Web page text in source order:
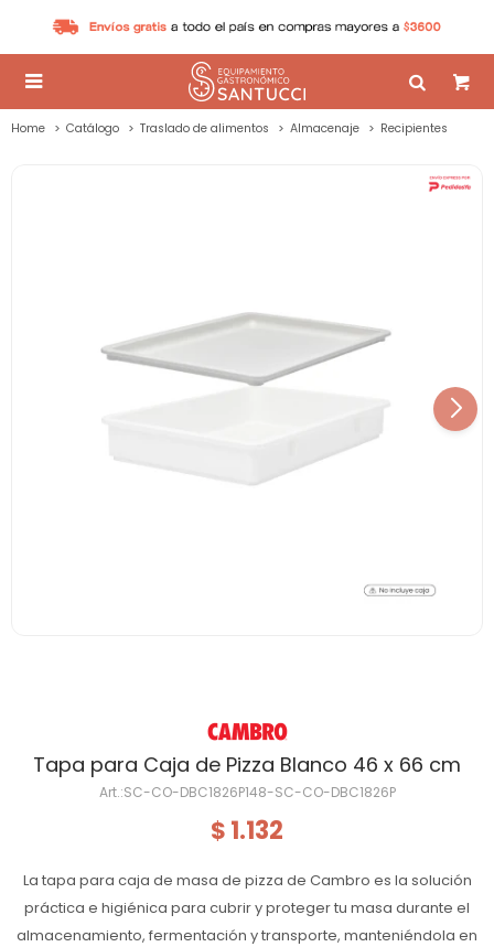

Home Catálogo Traslado de alimentos Almacenaje Recipientes
Tapa para Caja de Pizza Blanco 46 x 66 cm
SC-CO-DBC1826P148-SC-CO-DBC1826P
$ 1.132
La tapa para caja de masa de pizza de Cambro es la solución
práctica e higiénica para cubrir y proteger tu masa durante el
almacenamiento, fermentación y transporte, manteniéndola en